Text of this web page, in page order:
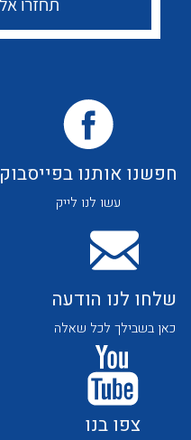
לכל מוצרי היצרן
לכל מוצרי היצרן
חפשנו אותנו בפייסבוק
עשו לנו לייק
שלחו לנו הודעה
כאן בשבילך לכל שאלה
צפו בנו